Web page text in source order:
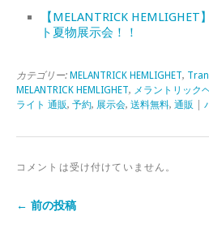
【MELANTRICK
ト夏物展示会！！
カテゴリー: MELANTRICK HEMLIGHET,
MELANTRICK HEMLIGHET, メラントリック
ライト 通販, 予約, 展示会, 送料無料, 通販
コメントは受け付けていません。
← 前の投稿